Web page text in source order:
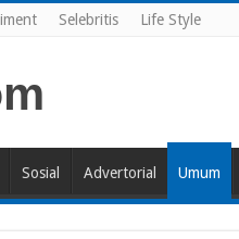
Selebritis Life Style
Sosial Advertorial Umum